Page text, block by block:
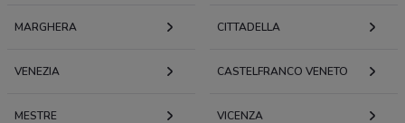
MARGHERA CITTADELLA
VENEZIA CASTELFRANCO VENETO
MESTRE VICENZA